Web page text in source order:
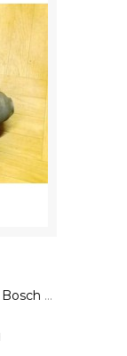
Anlasser Starter Alfa Romeo 147 Bosch 000107411 12v A152